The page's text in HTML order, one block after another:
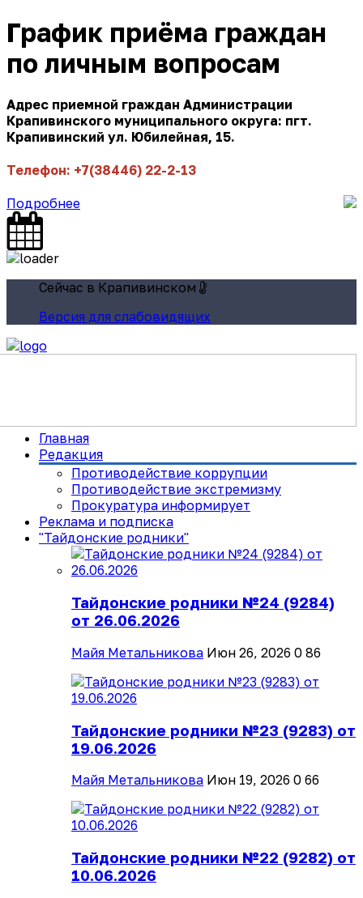
График приёма граждан
по личным вопросам
Адрес приемной граждан Администрации
Крапивинского муниципального округа: пгт.
Крапивинский ул. Юбилейная, 15.
Телефон: +7(38446) 22-2-13
Подробнее
Сейчас в Крапивинском
Версия для слабовидящих
Главная
Редакция
Противодействие коррупции
Противодействие экстремизму
Прокуратура информирует
Реклама и подписка
"Тайдонские родники"
Тайдонские родники №24 (9284)
от 26.06.2026
Майя Метальникова Июн 26, 2026 0 86
Тайдонские родники №23 (9283) от
19.06.2026
Майя Метальникова Июн 19, 2026 0 66
Тайдонские родники №22 (9282) от
10.06.2026